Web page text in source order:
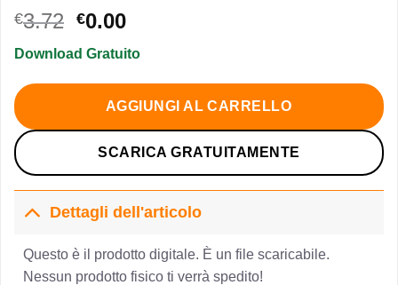
€3.72 Il
originale
era:
€3.72.
€0.00Il
attuale
è:
€0.00.
Download Gratuito
AGGIUNGI AL CARRELLO
SCARICA GRATUITAMENTE
Dettagli dell'articolo
Questo è il prodotto digitale. È un file scaricabile.
Nessun prodotto fisico ti verrà spedito!